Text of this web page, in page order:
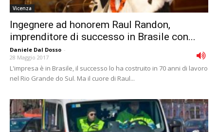
Vicenza
Ingegnere ad honorem Raul Randon,
imprenditore di successo in Brasile con...
Daniele Dal Dosso -
28 Maggio 2017
L'impresa è in Brasile, il successo lo ha costruito in 70 anni di lavoro
nel Rio Grande do Sul. Ma il cuore di Raul...